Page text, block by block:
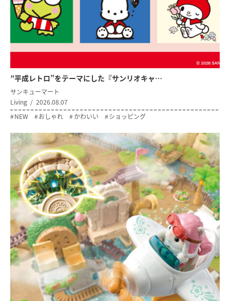
”平成レトロ”をテーマにした『サンリオキャ…
サンキューマート
Living
2026.08.07
NEW
おしゃれ かわいい ショッピング